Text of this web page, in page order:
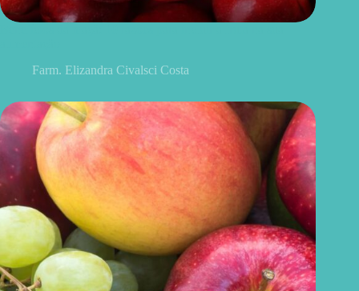
Farm. Elizandra Civalsci Costa